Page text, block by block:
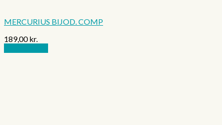
MERCURIUS BIJOD. COMP
189,00kr.